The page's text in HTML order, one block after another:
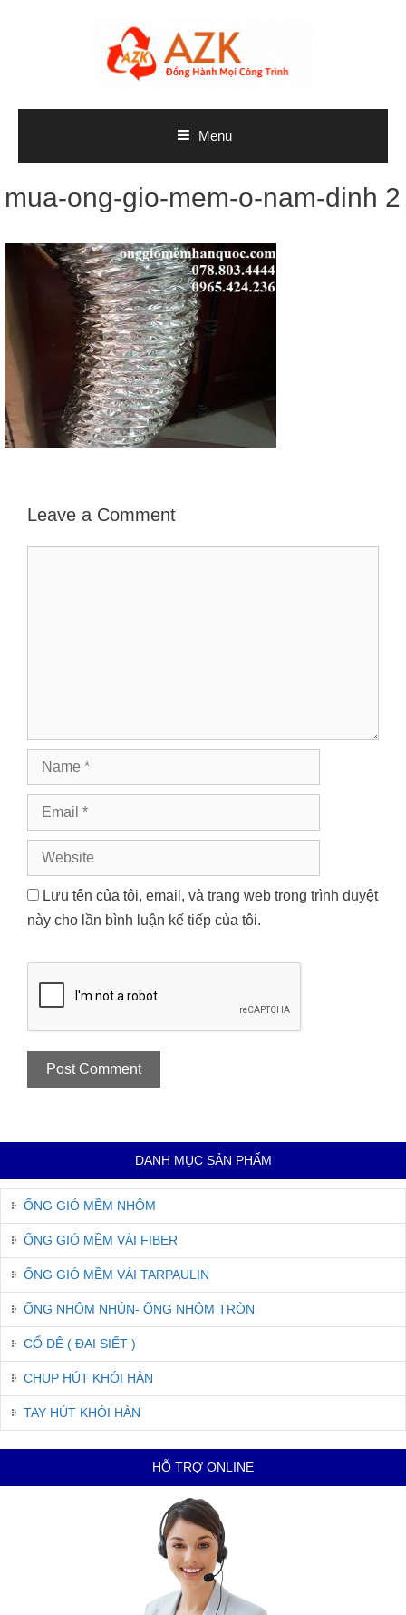
Menu
mua-ong-gio-mem-o-nam-dinh 2
Leave a Comment
Name
Email
Website
Lưu tên của tôi, email, và trang web trong trình duyệt
này cho lần bình luận kế tiếp của tôi.
DANH MỤC SẢN PHẨM
ỐNG GIÓ MỀM NHÔM
ỐNG GIÓ MỀM VẢI FIBER
ỐNG GIÓ MỀM VẢI TARPAULIN
ỐNG NHÔM NHÚN- ỐNG NHÔM TRÒN
CỔ DÊ ( ĐAI SIẾT )
CHỤP HÚT KHÓI HÀN
TAY HÚT KHÓI HÀN
HỖ TRỢ ONLINE